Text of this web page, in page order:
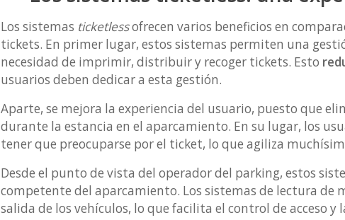
Los sistemas ticketlessofrecen varios beneficios en
tickets. En primer lugar, estos sistemas permiten una
necesidad de imprimir, distribuir y recoger tickets. Esto
usuarios deben dedicar a esta gestión.
Aparte, se mejora la experiencia del usuario, puesto que
durante la estancia en el aparcamiento. En su lugar, los
tener que preocuparse por el ticket, lo que agiliza
Desde el punto de vista del operador del parking, estos
competente del aparcamiento. Los sistemas de lectura
salida de los vehículos, lo que facilita el control de acceso y